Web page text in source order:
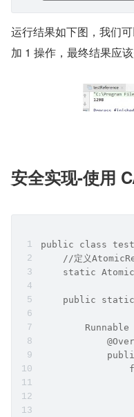
运行结果如下图，我们
加 1 操作，最终结果应
安全实现-使用
public class
//定义
static
public
Runnable